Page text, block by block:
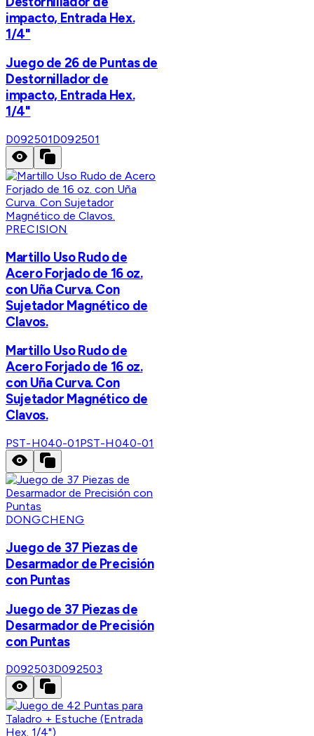
impacto, Entrada Hex.
1/4"
Juego de 26 de Puntas de
Destornillador de
impacto, Entrada Hex.
1/4"
D092501D092501
PRECISION
Martillo Uso Rudo de
Acero Forjado de 16 oz.
con Uña Curva. Con
Sujetador Magnético de
Clavos.
Martillo Uso Rudo de
Acero Forjado de 16 oz.
con Uña Curva. Con
Sujetador Magnético de
Clavos.
PST-H040-01PST-H040-01
DONGCHENG
Juego de 37 Piezas de
Desarmador de Precisión
con Puntas
Juego de 37 Piezas de
Desarmador de Precisión
con Puntas
D092503D092503